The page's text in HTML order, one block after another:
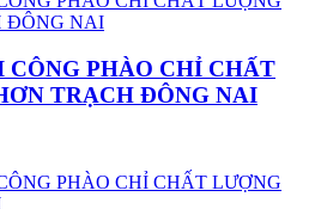
CÔNG PHÀO CHỈ CHẤT
TRẠCH ĐÔNG NAI